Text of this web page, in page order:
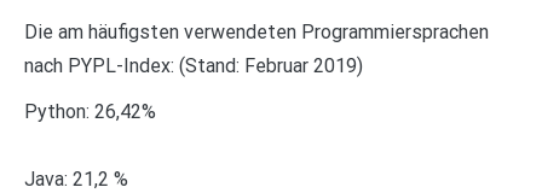
Die am häufigsten verwendeten Programmiersprachen
nach PYPL-Index: (Stand: Februar 2019)
Python: 26,42%
Java: 21,2 %